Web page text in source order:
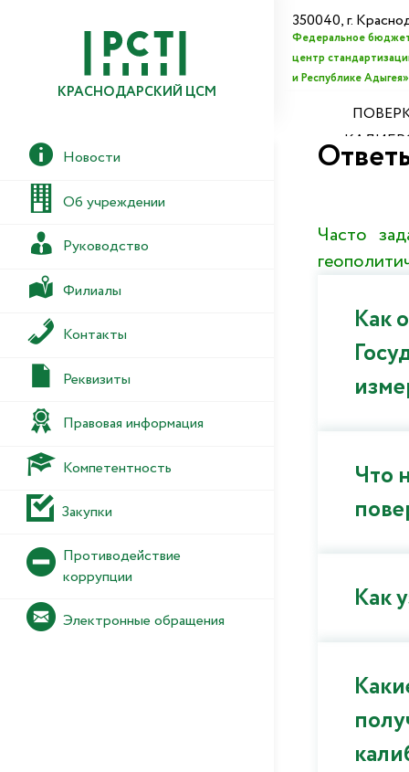
КРАСНОДАРСКИЙ ЦСМ
Федеральное
центр
и Республике Адыгея»
350040, г.
Новости
Об учреждении
Руководство
Филиалы
Контакты
Реквизиты
Правовая информация
Компетентность
Закупки
Противодействие
коррупции
Электронные обращения
Часто
Как
Что
Как